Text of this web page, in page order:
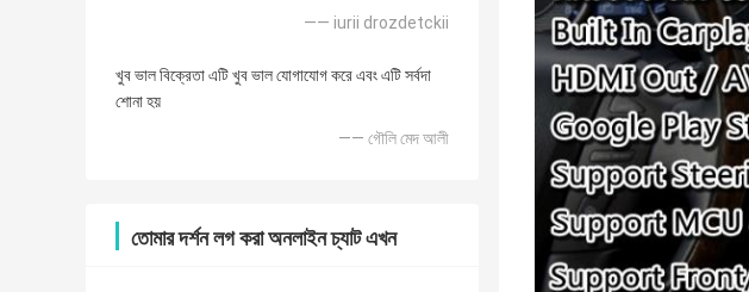
—— iurii drozdetckii
খুব ভাল বিক্রেতা এটি খুব ভাল যোগাযোগ করে এবং এটি সর্বদা
শোনা হয়
—— গৌলি মেদ আলী
তোমার দর্শন লগ করা অনলাইন চ্যাট এখন